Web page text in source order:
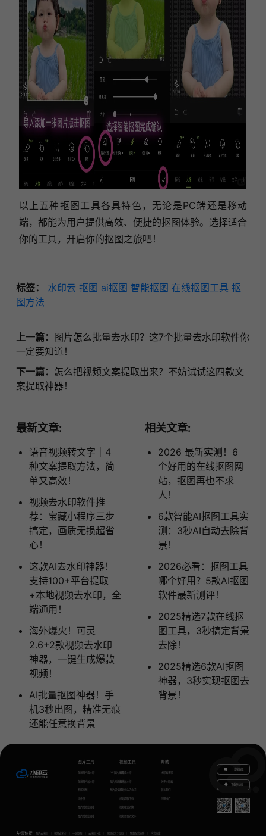
以上五种抠图工具各具特色，无论是PC端还是移动
端，都能为用户提供高效、便捷的抠图体验。选择适合
你的工具，开启你的抠图之旅吧！
标签： 水印云 抠图 ai抠图 智能抠图 在线抠图工具 抠
图方法
上一篇： 图片怎么批量去水印？这7个批量去水印软件你
一定要知道！
下一篇： 怎么把视频文案提取出来？不妨试试这四款文
案提取神器！
最新文章:
语音视频转文字｜4
种文案提取方法，简
单又高效！
视频去水印软件推
荐：宝藏小程序三步
搞定，画质无损超省
心！
这款AI去水印神器！
支持100+平台提取
+本地视频去水印，全
端通用！
海外爆火！可灵
2.6+2款视频去水印
神器，一键生成爆款
视频！
AI批量抠图神器！手
机3秒出图，精准无痕
还能任意换背景
相关文章:
2026 最新实测！6
个好用的在线抠图网
站，抠图再也不求
人！
6款智能AI抠图工具实
测：3秒AI自动去除背
景！
2026必看：抠图工具
哪个好用？5款AI抠图
软件最新测评！
2025精选7款在线抠
图工具，3秒搞定背景
去除！
2025精选6款AI抠图
神器，3秒实现抠图去
背景！
图片工具
在线图片去水印
在线图片加水印
智能抠图
证件照
图片模糊变清晰
图片模糊变清晰
GIF图片生成
图片无损放大
图片转文字
视频工具
视频去水印
视频加水印
视频怎么去水印
视频提取下载
视频格式转换
视频语音转文字
帮助
水印云教程
关于水印云
联系我们
代理推广
下载电脑版
下载移动端
友情链接 图片去水印 视频去水印 一键抠图 去水印下载 视频转文字提取 免费配音软件